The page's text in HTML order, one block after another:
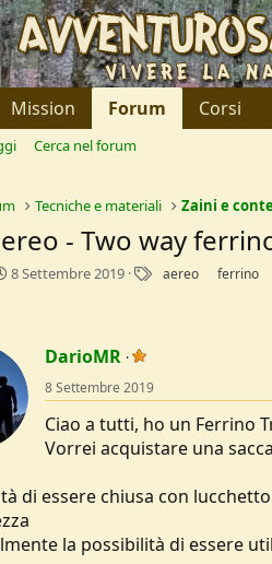
Mission Forum Corsi
Cerca nel forum
Tecniche e materiali Zaini e
- Two way
D
I
n
i
o
8 Settembre 2019 aereo ferrino
DarioMR
8 Settembre 2019
Ciao a tutti, ho un Ferrino
Vorrei acquistare una
di essere chiusa con lucchetto
la possibilità di essere